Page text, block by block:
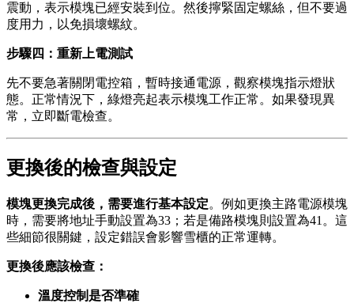
震動，表示模塊已經安裝到位。然後擰緊固定螺絲，但不要過
度用力，以免損壞螺紋。
步驟四：重新上電測試
先不要急著關閉電控箱，暫時接通電源，觀察模塊指示燈狀
態。正常情況下，綠燈亮起表示模塊工作正常。如果發現異
常，立即斷電檢查。
更換後的檢查與設定
模塊更換完成後，需要進行基本設定。例如更換主路電源模塊
時，需要將地址手動設置為33；若是備路模塊則設置為41。這
些細節很關鍵，設定錯誤會影響雪櫃的正常運轉。
更換後應該檢查：
溫度控制是否準確